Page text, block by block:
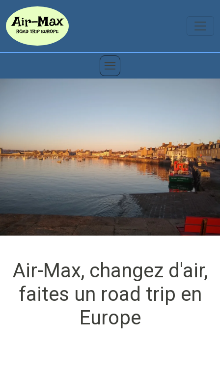
Air-Max, changez d'air,
faites un road trip en
Europe